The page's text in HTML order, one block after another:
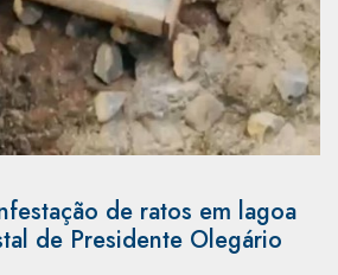
de ratos em lagoa
de Presidente Olegário